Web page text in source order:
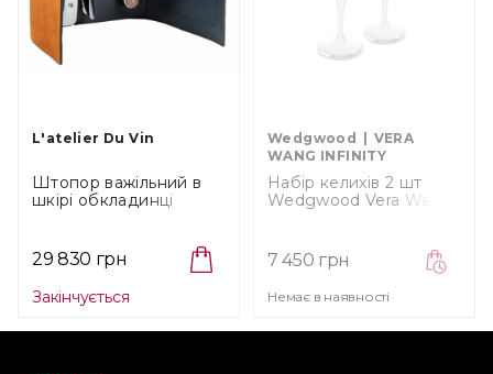
L'atelier Du Vin
Штопор важільний в
шкірі обкладинці
GOLD (095725-9)
29 830 грн
Закінчується
Wedgwood
VERA
WANG INFINITY
Набір келихів 2 шт
Wedgwood Vera Wang
7 450 грн
Немає в наявності